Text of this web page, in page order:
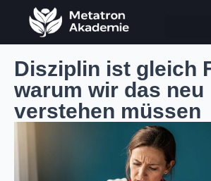
Disziplin ist gleich
warum wir das neu
verstehen müssen